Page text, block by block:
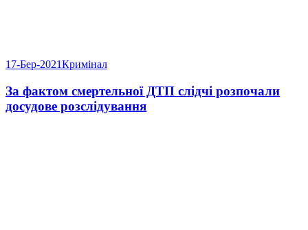
17-Бер-2021Кримінал
За фактом смертельної ДТП слідчі розпочали
досудове розслідування